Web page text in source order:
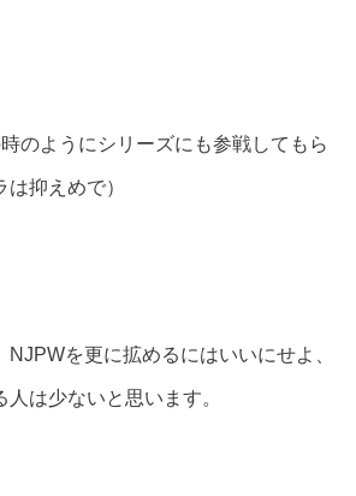
のようにシリーズにも参戦してもら
抑えめで）
を更に拡めるにはいいにせよ、
は少ないと思います。